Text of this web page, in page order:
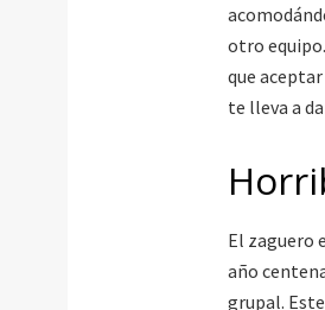
otro
que
te lleva a
El zaguero
año
grupal.